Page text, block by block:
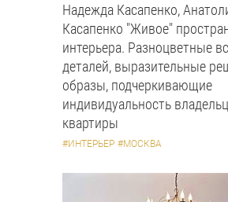
Надежда Касапенко,
Касапенко "Живое"
интерьера. Разноцветные
деталей, выразительные
образы, подчеркивающие
индивидуальность
квартиры
#ИНТЕРЬЕР #МОСКВА